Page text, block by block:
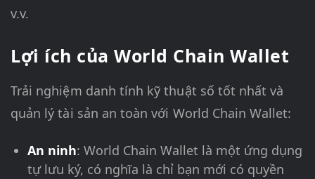
v.v.
Lợi ích của World Chain Wallet
Trải nghiệm danh tính kỹ thuật số tốt nhất và
quản lý tài sản an toàn với World Chain Wallet:
An ninh: World Chain Wallet là một ứng dụng
tự lưu ký, có nghĩa là chỉ bạn mới có quyền